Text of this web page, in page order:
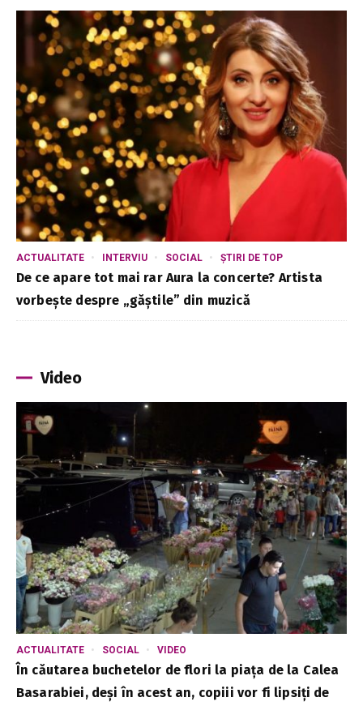
ACTUALITATE INTERVIU SOCIAL ȘTIRI DE TOP
De ce apare tot mai rar Aura la concerte? Artista
vorbește despre „găștile” din muzică
Video
ACTUALITATE SOCIAL VIDEO
În căutarea buchetelor de flori la piața de la Calea
Basarabiei, deși în acest an, copiii vor fi lipsiți de